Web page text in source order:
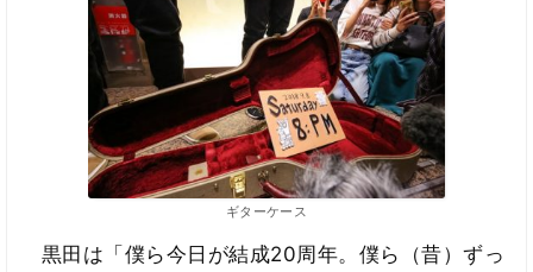
ギターケース
黒田は「僕ら今日が結成20周年。僕ら（昔）ずっ